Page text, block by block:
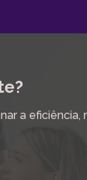
a eficiência,